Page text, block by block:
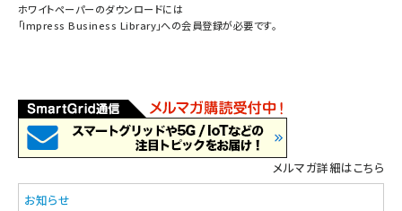
ホワイトペーパーのダウンロードには
「Impress Business Library」への会員登録が必要です。
メルマガ詳細はこちら
お知らせ